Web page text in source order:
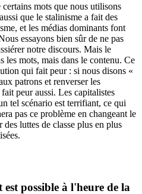
mots que nous utilisons
que le stalinisme a fait des
et les médias dominants font
essayons bien sûr de ne pas
notre discours. Mais le
les mots, mais dans le contenu. Ce
qui fait peur : si nous disons «
patrons et renverser les
peur aussi. Les capitalistes
tel scénario est terrifiant, ce qui
pas ce problème en changeant le
des luttes de classe plus en plus
est possible à l'heure de la